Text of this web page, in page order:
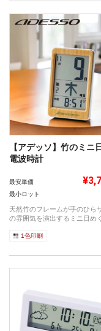
【アデッソ】竹のミニ
電波時計
最安単価
最小ロット
天然竹のフレームが手のひら
の雰囲気を演出するミニ日め
1色印刷